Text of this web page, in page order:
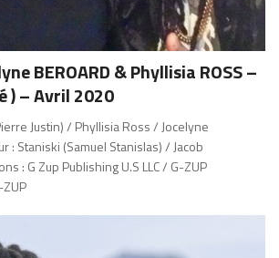
BEROARD & Phyllisia ROSS –
) – Avril 2020
Justin) / Phyllisia Ross / Jocelyne
: Staniski (Samuel Stanislas) / Jacob
: G Zup Publishing U.S LLC / G-ZUP
ZUP